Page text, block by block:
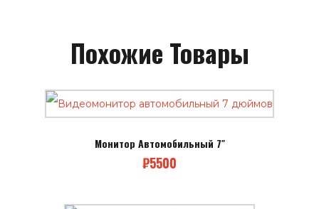
Похожие Товары
Монитор Автомобильный 7″
₽5500